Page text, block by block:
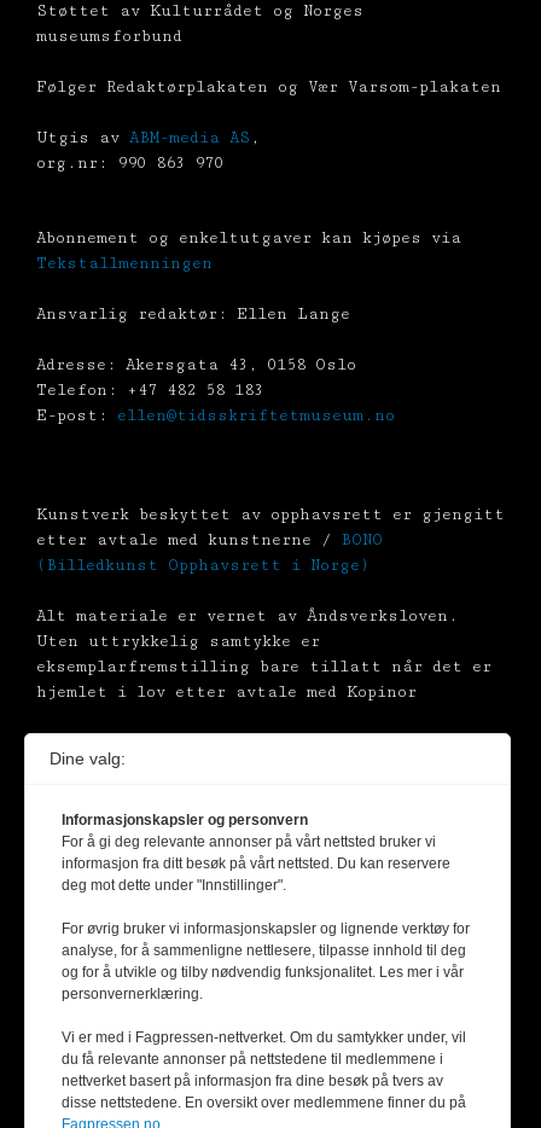
Støttet av Kulturrådet og Norges
museumsforbund
Følger Redaktørplakaten og Vær Varsom-plakaten
Utgis av ABM-media AS ,
org.nr: 990 863 970
Abonnement og enkeltutgaver kan kjøpes via
Tekstallmenningen
Ansvarlig redaktør: Ellen Lange
Adresse: Akersgata 43, 0158 Oslo
Telefon: +47 482 58 183
E-post: ellen@tidsskriftetmuseum.no
Kunstverk beskyttet av opphavsrett er gjengitt
etter avtale med kunstnerne / BONO
(Billedkunst Opphavsrett i Norge)
Alt materiale er vernet av Åndsverksloven.
Uten uttrykkelig samtykke er
eksemplarfremstilling bare tillatt når det er
hjemlet i lov etter avtale med Kopinor
Dine valg:
Informasjonskapsler og personvern
For å gi deg relevante annonser på vårt nettsted bruker vi
informasjon fra ditt besøk på vårt nettsted. Du kan reservere
deg mot dette under "Innstillinger".
For øvrig bruker vi informasjonskapsler og lignende verktøy for
analyse, for å sammenligne nettlesere, tilpasse innhold til deg
og for å utvikle og tilby nødvendig funksjonalitet. Les mer i vår
personvernerklæring.
Vi er med i Fagpressen-nettverket. Om du samtykker under, vil
du få relevante annonser på nettstedene til medlemmene i
nettverket basert på informasjon fra dine besøk på tvers av
disse nettstedene. En oversikt over medlemmene finner du på
Fagpressen.no.